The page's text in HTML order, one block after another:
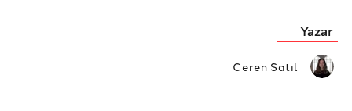
Yazar
Ceren Satıl